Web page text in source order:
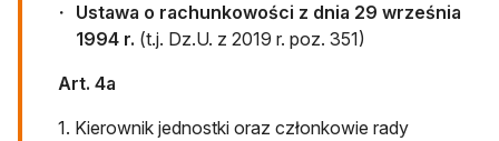
Ustawa o rachunkowości z dnia 29 września
1994 r. (t.j. Dz.U. z 2019 r. poz. 351)
Art. 4a
1. Kierownik jednostki oraz członkowie rady